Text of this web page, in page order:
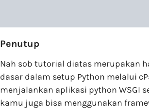
Penutup
Nah sob tutorial diatas merupakan
dasar dalam setup Python melalui
menjalankan aplikasi python WSGI
kamu juga bisa menggunakan